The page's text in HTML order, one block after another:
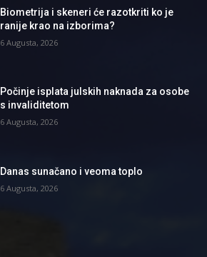
Biometrija i skeneri će razotkriti ko je
ranije krao na izborima?
6 Augusta, 2026
Počinje isplata julskih naknada za osobe
s invaliditetom
6 Augusta, 2026
Danas sunačano i veoma toplo
6 Augusta, 2026